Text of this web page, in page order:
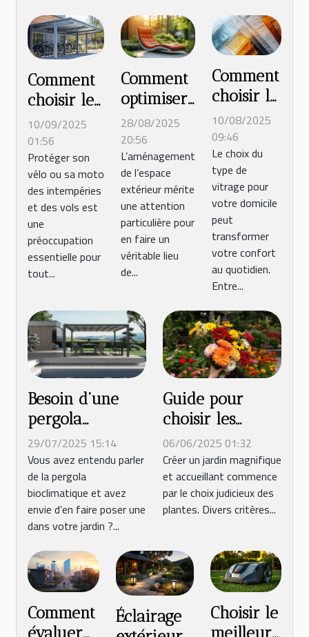
Comment
choisir le
bon abri
métallique
pour votre
vélo ou
moto ?
10/09/2025
01:56
Protéger son
vélo ou sa moto
des intempéries
et des vols est
une
préoccupation
essentielle pour
tout...
Comment
optimiser
l'espace
extérieur
avec un
transat ou
un bain
de soleil ?
28/08/2025
20:56
L’aménagement
de l’espace
extérieur mérite
une attention
particulière pour
en faire un
véritable lieu
de...
Comment
choisir le
meilleur
type de
vitrage
pour
votre
domicile
?
10/08/2025
09:46
Le choix du
type de
vitrage pour
votre domicile
peut
transformer
votre confort
au quotidien.
Entre...
Besoin d’une
pergola
bioclimatique à
Narbonne ?
Contactez
Travaux Confort
!
29/07/2025 15:14
Vous avez entendu parler
de la pergola
bioclimatique et avez
envie d’en faire poser une
dans votre jardin ?...
Guide pour
choisir les
meilleures
plantes pour
embellir votre
jardin
06/06/2025 01:32
Créer un jardin magnifique
et accueillant commence
par le choix judicieux des
plantes. Divers critères...
Comment
évaluer
Éclairage
Choisir le
meilleur